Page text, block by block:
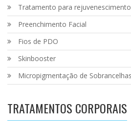
Tratamento para
Preenchimento Facial
Fios de PDO
Skinbooster
Micropigmentação de
TRATAMENTOS CORPORAIS